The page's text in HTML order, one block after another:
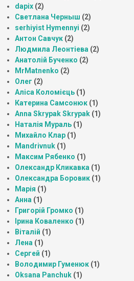
dapix (2)
Светлана Черныш (2)
serhiyist Hymennyi (2)
Антон Савчук (2)
Людмила Леонтіева (2)
Анатолій Бученко (2)
MrMatnenko (2)
Олег (2)
Аліса Коломієць (1)
Катерина Самсонюк (1)
Anna Skrypak Skrypak (1)
Наталія Мураль (1)
Михайло Клар (1)
Mandrivnuk (1)
Максим Рябенко (1)
Олександр Кликавка (1)
Олександра Боровик (1)
Марія (1)
Анна (1)
Григорій Громко (1)
Ірина Коваленко (1)
Віталій (1)
Лена (1)
Сергей (1)
Володимир Гуменюк (1)
Oksana Panchuk (1)